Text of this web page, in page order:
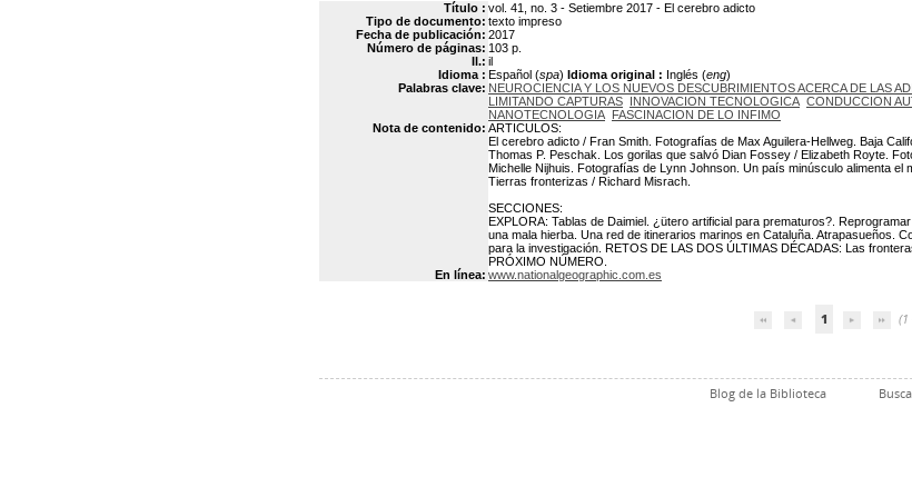
Título : vol. 41, no. 3 - Setiembre 2017 - El cerebro adicto
Tipo de documento: texto impreso
Fecha de publicación: 2017
Número de páginas: 103 p.
Il.: il
Idioma : Español (spa) Idioma original : Inglés (eng)
Palabras clave: NEUROCIENCIA Y LOS NUEVOS DESCUBRIMIENTOS ACERCA DE LAS
LIMITANDO CAPTURAS INNOVACION TECNOLOGICA CONDUCCION
NANOTECNOLOGIA FASCINACION DE LO INFIMO
Nota de contenido: ARTICULOS:
El cerebro adicto / Fran Smith. Fotografías de Max Aguilera-Hellweg. Baja
Thomas P. Peschak. Los gorilas que salvó Dian Fossey / Elizabeth Royte.
Michelle Nijhuis. Fotografías de Lynn Johnson. Un país minúsculo alimenta el
Tierras fronterizas / Richard Misrach.
SECCIONES:
EXPLORA: Tablas de Daimiel. ¿ütero artificial para prematuros?.
una mala hierba. Una red de itinerarios marinos en Cataluña. Atrapasueños.
para la investigación. RETOS DE LAS DOS ÚLTIMAS DÉCADAS: Las
PRÓXIMO NÚMERO.
En línea: www.nationalgeographic.com.es
1 (1
Blog de la Biblioteca